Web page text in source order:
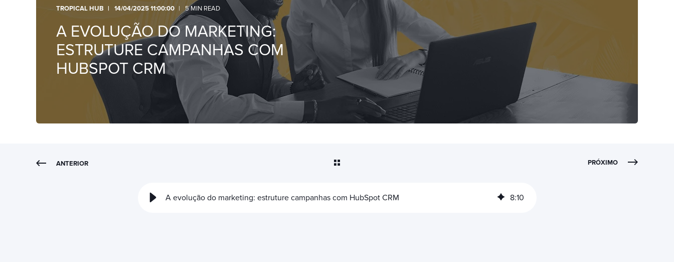
TROPICAL HUB 14/04/2025 11:00:00 5 MIN READ
A EVOLUÇÃO DO MARKETING:
ESTRUTURE CAMPANHAS COM
HUBSPOT CRM
ANTERIOR PRÓXIMO
A evolução do marketing: estruture campanhas com HubSpot CRM 8:10